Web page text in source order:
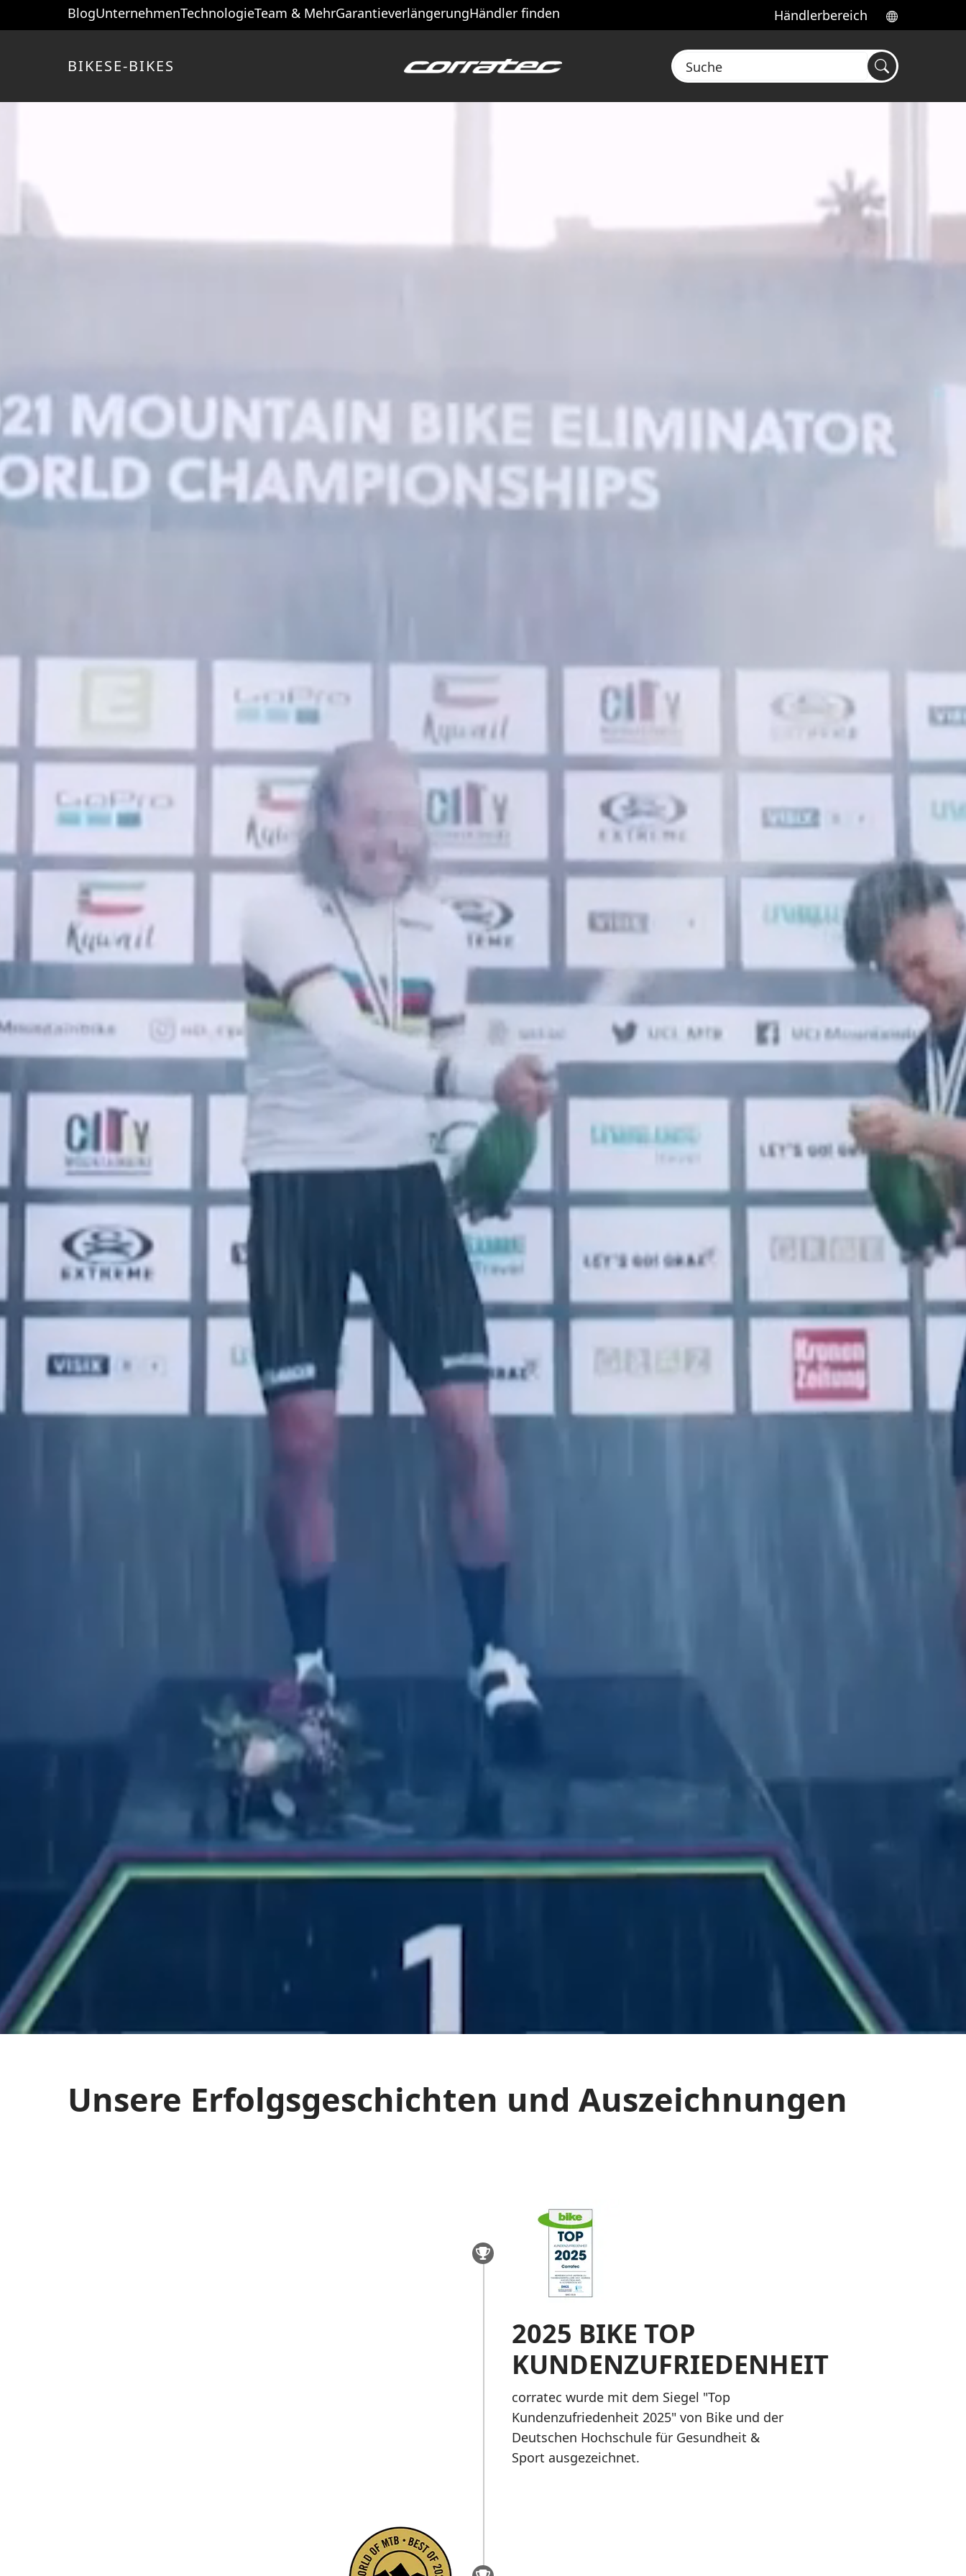
BlogUnternehmenTechnologieTeam & MehrGarantieverlängerungHändler finden Händlerbereich
BIKESE-BIKES Suche
Unsere Erfolgsgeschichten und Auszeichnungen
2025 BIKE TOP
KUNDENZUFRIEDENHEIT
corratec wurde mit dem Siegel "Top
Kundenzufriedenheit 2025" von Bike und der
Deutschen Hochschule für Gesundheit &
Sport ausgezeichnet.